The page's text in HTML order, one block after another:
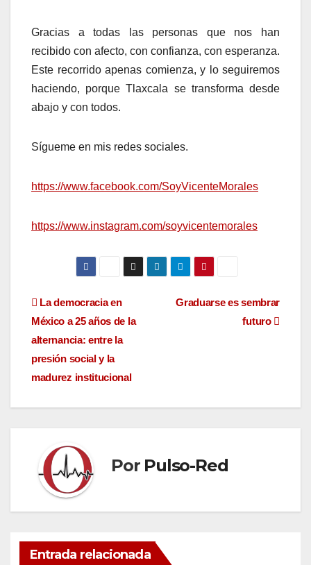
Gracias a todas las personas que nos han
recibido con afecto, con confianza, con esperanza.
Este recorrido apenas comienza, y lo seguiremos
haciendo, porque Tlaxcala se transforma desde
abajo y con todos.
Sígueme en mis redes sociales.
https://www.facebook.com/SoyVicenteMorales
https://www.instagram.com/soyvicentemorales
Navegación
de
entradas
Graduarse es sembrar
futuro
La democracia en
México a 25 años de la
alternancia: entre la
presión social y la
madurez institucional
Por Pulso-Red
Entrada relacionada